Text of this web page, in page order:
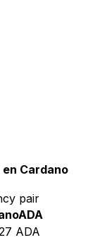
Cardano
pair
ADA
ADA